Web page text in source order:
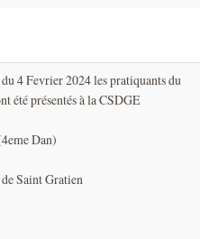
4 Fevrier 2024 les pratiquants du
été présentés à la CSDGE
Dan)
Saint Gratien